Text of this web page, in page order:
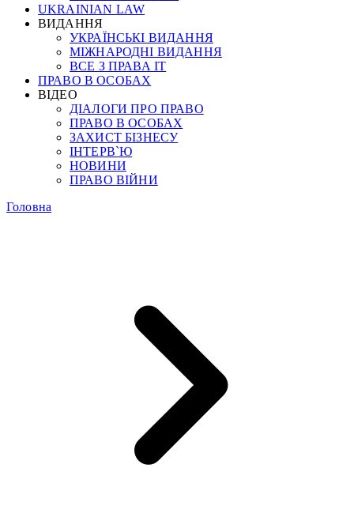
UKRAINIAN LAW
ВИДАННЯ
УКРАЇНСЬКІ ВИДАННЯ
МІЖНАРОДНІ ВИДАННЯ
ВСЕ З ПРАВА ІТ
ПРАВО В ОСОБАХ
ВІДЕО
ДІАЛОГИ ПРО ПРАВО
ПРАВО В ОСОБАХ
ЗАХИСТ БІЗНЕСУ
ІНТЕРВ`Ю
НОВИНИ
ПРАВО ВІЙНИ
Головна